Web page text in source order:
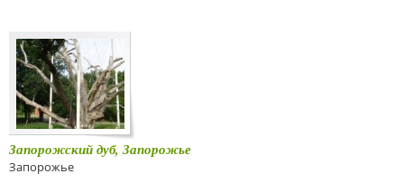
Запорожский дуб, Запорожье
Запорожье